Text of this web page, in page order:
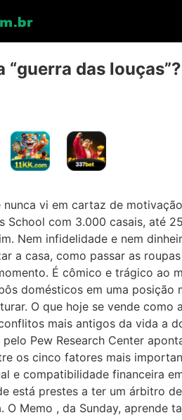
das louças”?
vi em cartaz de
School com 3.000 casais, até
Nem infidelidade e nem
a casa, como passar as
É cômico e trágico ao
domésticos em uma posição
O que hoje se vende como
mais antigos da vida a
Pew Research Center
os cinco fatores mais
e compatibilidade financeira
está prestes a ter um árbitro
Memo , da Sunday, aprende